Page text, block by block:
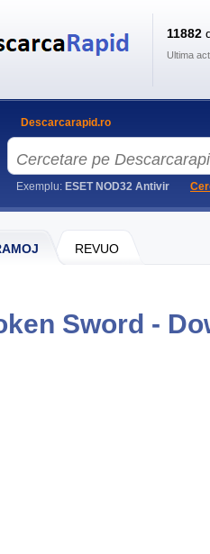
REVUO
Sword -
11882
Ultima
Descarcarapid.ro
Exemplu: ESET NOD32 Antivir